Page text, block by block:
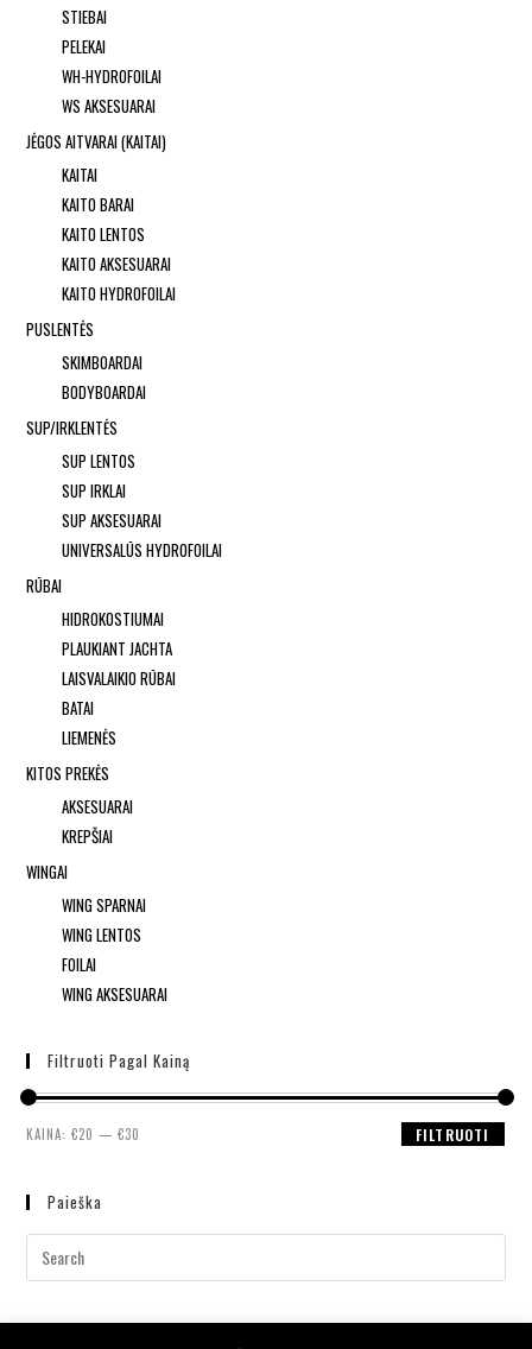
STIEBAI
PELEKAI
WH-HYDROFOILAI
WS AKSESUARAI
JĖGOS AITVARAI (KAITAI)
KAITAI
KAITO BARAI
KAITO LENTOS
KAITO AKSESUARAI
KAITO HYDROFOILAI
PUSLENTĖS
SKIMBOARDAI
BODYBOARDAI
SUP/IRKLENTĖS
SUP LENTOS
SUP IRKLAI
SUP AKSESUARAI
UNIVERSALŪS HYDROFOILAI
RŪBAI
HIDROKOSTIUMAI
PLAUKIANT JACHTA
LAISVALAIKIO RŪBAI
BATAI
LIEMENĖS
KITOS PREKĖS
AKSESUARAI
KREPŠIAI
WINGAI
WING SPARNAI
WING LENTOS
FOILAI
WING AKSESUARAI
Filtruoti Pagal Kainą
FILTRUOTI
KAINA:€20 —€30
Paieška